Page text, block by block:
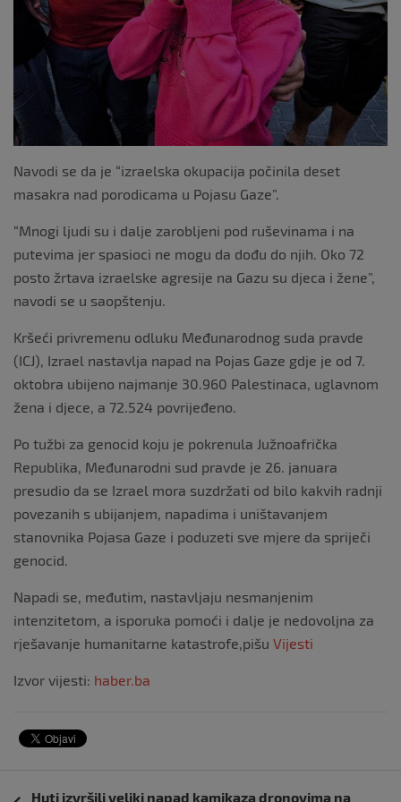
Navodi se da je “izraelska okupacija počinila deset
masakra nad porodicama u Pojasu Gaze”.
“Mnogi ljudi su i dalje zarobljeni pod ruševinama i na
putevima jer spasioci ne mogu da dođu do njih. Oko 72
posto žrtava izraelske agresije na Gazu su djeca i žene”,
navodi se u saopštenju.
Kršeći privremenu odluku Međunarodnog suda pravde
(ICJ), Izrael nastavlja napad na Pojas Gaze gdje je od 7.
oktobra ubijeno najmanje 30.960 Palestinaca, uglavnom
žena i djece, a 72.524 povrijeđeno.
Po tužbi za genocid koju je pokrenula Južnoafrička
Republika, Međunarodni sud pravde je 26. januara
presudio da se Izrael mora suzdržati od bilo kakvih radnji
povezanih s ubijanjem, napadima i uništavanjem
stanovnika Pojasa Gaze i poduzeti sve mjere da spriječi
genocid.
Napadi se, međutim, nastavljaju nesmanjenim
intenzitetom, a isporuka pomoći i dalje je nedovoljna za
rješavanje humanitarne katastrofe,pišu Vijesti
Izvor vijesti: haber.ba
Huti izvršili veliki napad kamikaza dronovima na